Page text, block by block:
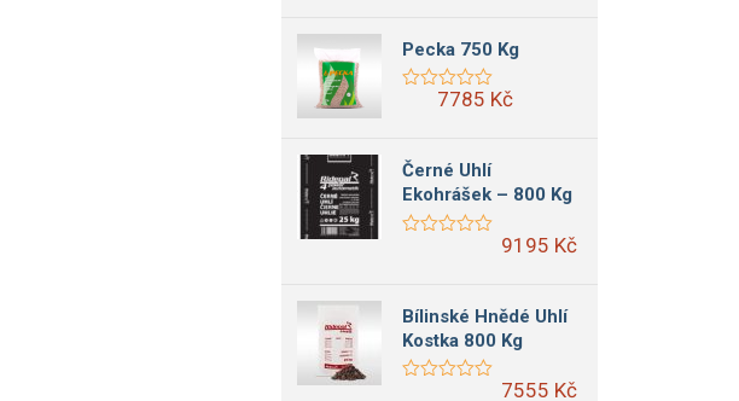
Pecka 750 Kg
7785 Kč
Černé Uhlí
Ekohrášek – 800 Kg
9195 Kč
Bílinské Hnědé Uhlí
Kostka 800 Kg
7555 Kč